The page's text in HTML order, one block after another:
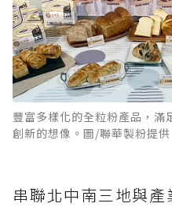
豐富多樣化的全粒粉產品，滿
創新的想像。圖/聯華製粉提供
串聯北中南三地與